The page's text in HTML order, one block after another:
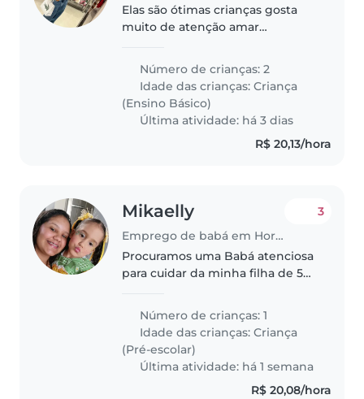
Elas são ótimas crianças gosta
muito de atenção amar
Número de crianças: 2
Idade das crianças:Criança
(Ensino Básico)
Última atividade: há 3 dias
R$ 20,13/hora
Mikaelly
Emprego de babá em Hortolândia
3
Procuramos uma Babá atenciosa
para cuidar da minha filha de 5
independente. A vaga é para
trabalhar em nossa casa ou na
casa da babá. Como preferir!
Número de crianças: 1
Idade das crianças:Criança
(Pré-escolar)
Última atividade: há 1 semana
R$ 20,08/hora